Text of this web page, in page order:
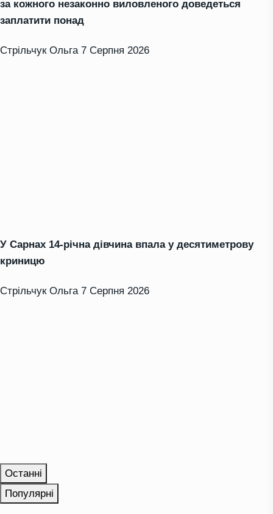
за кожного незаконно виловленого доведеться
заплатити понад
Стрільчук Ольга 7 Серпня 2026
У Сарнах 14-річна дівчина впала у десятиметрову
криницю
Стрільчук Ольга 7 Серпня 2026
Останні
Популярні